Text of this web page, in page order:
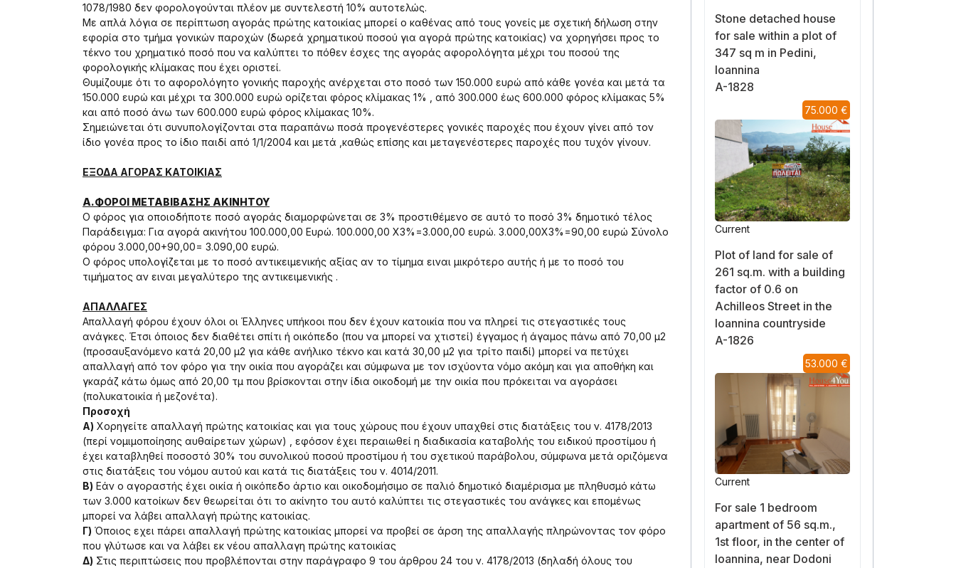
1078/1980 δεν φορολογούνται πλέον με συντελεστή 10% αυτοτελώς.
Με απλά λόγια σε περίπτωση αγοράς πρώτης κατοικίας μπορεί ο καθένας από τους γονείς με σχετική δήλωση στην
εφορία στο τμήμα γονικών παροχών (δωρεά χρηματικού ποσού για αγορά πρώτης κατοικίας) να χορηγήσει προς το
τέκνο του χρηματικό ποσό που να καλύπτει το πόθεν έσχες της αγοράς αφορολόγητα μέχρι του ποσού της
φορολογικής κλίμακας που έχει οριστεί.
Θυμίζουμε ότι το αφορολόγητο γονικής παροχής ανέρχεται στο ποσό των 150.000 ευρώ από κάθε γονέα και μετά τα
150.000 ευρώ και μέχρι τα 300.000 ευρώ ορίζεται φόρος κλίμακας 1% , από 300.000 έως 600.000 φόρος κλίμακας 5%
και από ποσό άνω των 600.000 ευρώ φόρος κλίμακας 10%.
Σημειώνεται ότι συνυπολογίζονται στα παραπάνω ποσά προγενέστερες γονικές παροχές που έχουν γίνει από τον
ίδιο γονέα προς το ίδιο παιδί από 1/1/2004 και μετά ,καθώς επίσης και μεταγενέστερες παροχές που τυχόν γίνουν.
ΕΞΟΔΑ ΑΓΟΡΑΣ ΚΑΤΟΙΚΙΑΣ
Α.ΦΟΡΟΙ ΜΕΤΑΒΙΒΑΣΗΣ ΑΚΙΝΗΤΟΥ
Ο φόρος για οποιοδήποτε ποσό αγοράς διαμορφώνεται σε 3% προστιθέμενο σε αυτό το ποσό 3% δημοτικό τέλος
Παράδειγμα: Για αγορά ακινήτου 100.000,00 Ευρώ. 100.000,00 Χ3%=3.000,00 ευρώ. 3.000,00Χ3%=90,00 ευρώ Σύνολο
φόρου 3.000,00+90,00= 3.090,00 ευρώ.
Ο φόρος υπολογίζεται με το ποσό αντικειμενικής αξίας αν το τίμημα ειναι μικρότερο αυτής ή με το ποσό του
τιμήματος αν ειναι μεγαλύτερο της αντικειμενικής .
ΑΠΑΛΛΑΓΕΣ
Απαλλαγή φόρου έχουν όλοι οι Έλληνες υπήκοοι που δεν έχουν κατοικία που να πληρεί τις στεγαστικές τους
ανάγκες. Έτσι όποιος δεν διαθέτει σπίτι ή οικόπεδο (που να μπορεί να χτιστεί) έγγαμος ή άγαμος πάνω από 70,00 μ2
(προσαυξανόμενο κατά 20,00 μ2 για κάθε ανήλικο τέκνο και κατά 30,00 μ2 για τρίτο παιδί) μπορεί να πετύχει
απαλλαγή από τον φόρο για την οικία που αγοράζει και σύμφωνα με τον ισχύοντα νόμο ακόμη και για αποθήκη και
γκαράζ κάτω όμως από 20,00 τμ που βρίσκονται στην ίδια οικοδομή με την οικία που πρόκειται να αγοράσει
(πολυκατοικία ή μεζονέτα).
Προσοχή
Α) Χορηγείτε απαλλαγή πρώτης κατοικίας και για τους χώρους που έχουν υπαχθεί στις διατάξεις του ν. 4178/2013
(περί νομιμοποίησης αυθαίρετων χώρων) , εφόσον έχει περαιωθεί η διαδικασία καταβολής του ειδικού προστίμου ή
έχει καταβληθεί ποσοστό 30% του συνολικού ποσού προστίμου ή του σχετικού παράβολου, σύμφωνα μετά οριζόμενα
στις διατάξεις του νόμου αυτού και κατά τις διατάξεις του ν. 4014/2011.
Β) Εάν ο αγοραστής έχει οικία ή οικόπεδο άρτιο και οικοδομήσιμο σε παλιό δημοτικό διαμέρισμα με πληθυσμό κάτω
των 3.000 κατοίκων δεν θεωρείται ότι το ακίνητο του αυτό καλύπτει τις στεγαστικές του ανάγκες και επομένως
μπορεί να λάβει απαλλαγή πρώτης κατοικίας.
Γ) Όποιος εχει πάρει απαλλαγή πρώτης κατοικίας μπορεί να προβεί σε άρση της απαλλαγής πληρώνοντας τον φόρο
που γλύτωσε και να λάβει εκ νέου απαλλαγη πρώτης κατοικίας
Δ) Στις περιπτώσεις που προβλέπονται στην παράγραφο 9 του άρθρου 24 του ν. 4178/2013 (δηλαδή όλους του
Stone detached house
for sale within a plot of
347 sq m in Pedini,
Ioannina
A-1828
75.000 €
Current
Plot of land for sale of
261 sq.m. with a building
factor of 0.6 on
Achilleos Street in the
Ioannina countryside
A-1826
53.000 €
Current
For sale 1 bedroom
apartment of 56 sq.m.,
1st floor, in the center of
Ioannina, near Dodoni